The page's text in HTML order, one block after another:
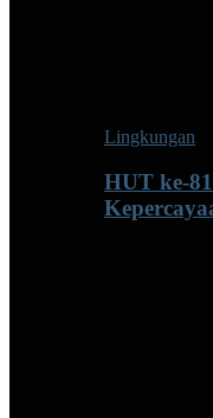
Lingkungan
HUT ke-